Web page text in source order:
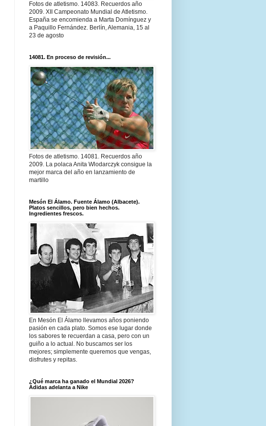
Fotos de atletismo. 14083. Recuerdos año
2009. XII Campeonato Mundial de Atletismo.
España se encomienda a Marta Domínguez y
a Paquillo Fernández. Berlín, Alemania, 15 al
23 de agosto
14081. En proceso de revisión...
Fotos de atletismo. 14081. Recuerdos año
2009. La polaca Anita Wlodarczyk consigue la
mejor marca del año en lanzamiento de
martillo
Mesón El Álamo. Fuente Álamo (Albacete).
Platos sencillos, pero bien hechos.
Ingredientes frescos.
En Mesón El Álamo llevamos años poniendo
pasión en cada plato. Somos ese lugar donde
los sabores te recuerdan a casa, pero con un
guiño a lo actual. No buscamos ser los
mejores; simplemente queremos que vengas,
disfrutes y repitas.
¿Qué marca ha ganado el Mundial 2026?
Adidas adelanta a Nike